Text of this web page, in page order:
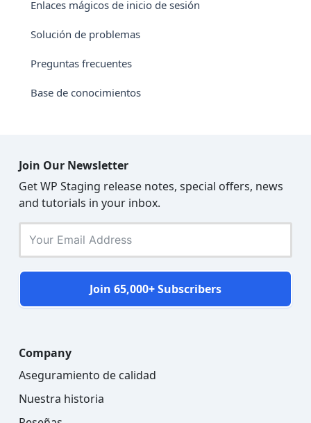
Enlaces mágicos de inicio de sesión
Solución de problemas
Preguntas frecuentes
Base de conocimientos
Join Our Newsletter
Get WP Staging release notes, special offers, news
and tutorials in your inbox.
Join 65,000+ Subscribers
Company
Aseguramiento de calidad
Nuestra historia